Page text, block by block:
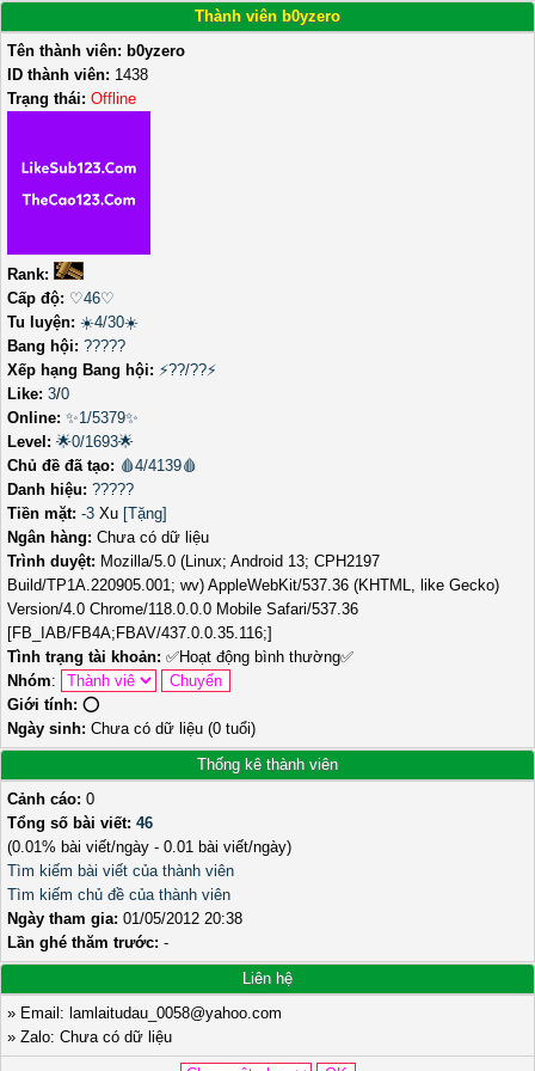
Thành viên b0yzero
Tên thành viên: b0yzero
ID thành viên: 1438
Trạng thái: Offline
Rank:
Cấp độ: ♡46♡
Tu luyện: ☀️4/30☀️
Bang hội: ?????
Xếp hạng Bang hội: ⚡??/??⚡
Like: 3/0
Online: ✨1/5379✨
Level: 🌟0/1693🌟
Chủ đề đã tạo: 🩸4/4139🩸
Danh hiệu: ?????
Tiền mặt: -3 Xu [Tặng]
Ngân hàng: Chưa có dữ liệu
Trình duyệt: Mozilla/5.0 (Linux; Android 13; CPH2197
Build/TP1A.220905.001; wv) AppleWebKit/537.36 (KHTML, like Gecko)
Version/4.0 Chrome/118.0.0.0 Mobile Safari/537.36
[FB_IAB/FB4A;FBAV/437.0.0.35.116;]
Tình trạng tài khoản: ✅Hoạt động bình thường✅
Nhóm:
Giới tính: ⭕️
Ngày sinh: Chưa có dữ liệu (0 tuổi)
Thống kê thành viên
Cảnh cáo: 0
Tổng số bài viết: 46
(0.01% bài viết/ngày - 0.01 bài viết/ngày)
Tìm kiếm bài viết của thành viên
Tìm kiếm chủ đề của thành viên
Ngày tham gia: 01/05/2012 20:38
Lần ghé thăm trước: -
Liên hệ
» Email: lamlaitudau_0058@yahoo.com
» Zalo: Chưa có dữ liệu